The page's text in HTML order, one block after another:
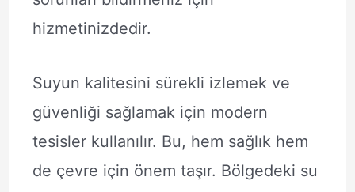
hizmetinizdedir.
Suyun kalitesini sürekli izlemek ve
güvenliği sağlamak için modern
tesisler kullanılır. Bu, hem sağlık hem
de çevre için önem taşır. Bölgedeki su